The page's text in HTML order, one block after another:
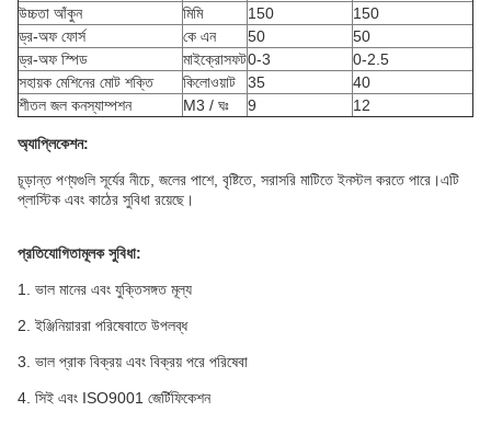
উচ্চতা আঁকুন
মিমি 150
150
ড্র-অফ ফোর্স
কে এন 50
50
ড্র-অফ স্পিড
মাইক্রোসফট0-3
0-2.5
সহায়ক মেশিনের মোট শক্তি
কিলোওয়াট 35
40
শীতল জল কনস্যাম্পশন
M3 / ঘঃ 9 12
অ্যাপ্লিকেশন:
চূড়ান্ত পণ্যগুলি সূর্যের নীচে, জলের পাশে, বৃষ্টিতে, সরাসরি মাটিতে ইনস্টল করতে পারে।এটি
প্লাস্টিক এবং কাঠের সুবিধা রয়েছে।
প্রতিযোগিতামূলক সুবিধা:
1. ভাল মানের এবং যুক্তিসঙ্গত মূল্য
2. ইঞ্জিনিয়াররা পরিষেবাতে উপলব্ধ
3. ভাল প্রাক বিক্রয় এবং বিক্রয় পরে পরিষেবা
4. সিই এবং ISO9001 জের্টিফিকেশন